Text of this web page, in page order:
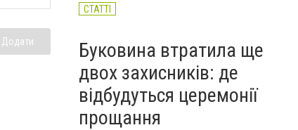
Додати
СТАТТІ
Буковина втратила ще
двох захисників: де
відбудуться церемонії
прощання